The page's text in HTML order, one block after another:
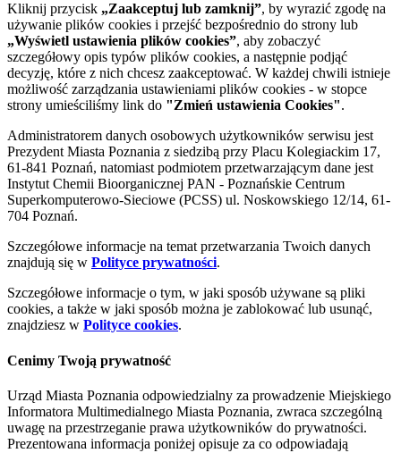
Kliknij przycisk „Zaakceptuj lub zamknij”, by wyrazić zgodę na
używanie plików cookies i przejść bezpośrednio do strony lub
„Wyświetl ustawienia plików cookies”, aby zobaczyć
szczegółowy opis typów plików cookies, a następnie podjąć
decyzję, które z nich chcesz zaakceptować. W każdej chwili istnieje
możliwość zarządzania ustawieniami plików cookies - w stopce
strony umieściliśmy link do "Zmień ustawienia Cookies".
Administratorem danych osobowych użytkowników serwisu jest
Prezydent Miasta Poznania z siedzibą przy Placu Kolegiackim 17,
61-841 Poznań, natomiast podmiotem przetwarzającym dane jest
Instytut Chemii Bioorganicznej PAN - Poznańskie Centrum
Superkomputerowo-Sieciowe (PCSS) ul. Noskowskiego 12/14, 61-
704 Poznań.
Szczegółowe informacje na temat przetwarzania Twoich danych
znajdują się w Polityce prywatności.
Szczegółowe informacje o tym, w jaki sposób używane są pliki
cookies, a także w jaki sposób można je zablokować lub usunąć,
znajdziesz w Polityce cookies.
Cenimy Twoją prywatność
Urząd Miasta Poznania odpowiedzialny za prowadzenie Miejskiego
Informatora Multimedialnego Miasta Poznania, zwraca szczególną
uwagę na przestrzeganie prawa użytkowników do prywatności.
Prezentowana informacja poniżej opisuje za co odpowiadają